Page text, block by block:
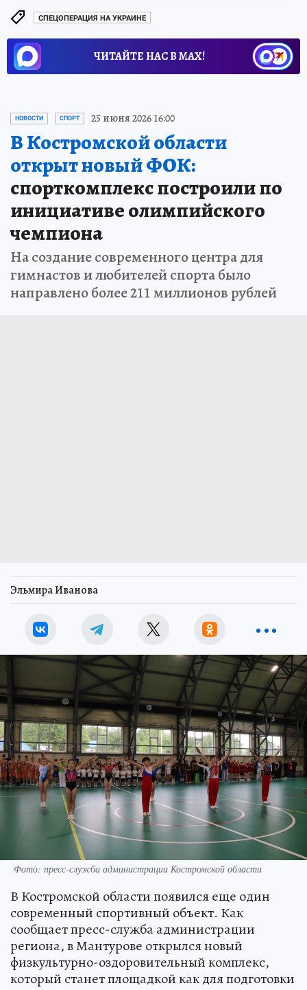
СПЕЦОПЕРАЦИЯ НА УКРАИНЕ
ЧИТАЙТЕ НАС В МАХ!
НОВОСТИ СПОРТ 25 июня 2026 16:00
В Костромской области
открыт новый ФОК:
спорткомплекс построили по
инициативе олимпийского
чемпиона
На создание современного центра для
гимнастов и любителей спорта было
направлено более 211 миллионов рублей
Эльмира Иванова
Фото: пресс-служба администрации Костромской области
В Костромской области появился еще один
современный спортивный объект. Как
сообщает пресс-служба администрации
региона, в Мантурове открылся новый
физкультурно-оздоровительный комплекс,
который станет площадкой как для подготовки